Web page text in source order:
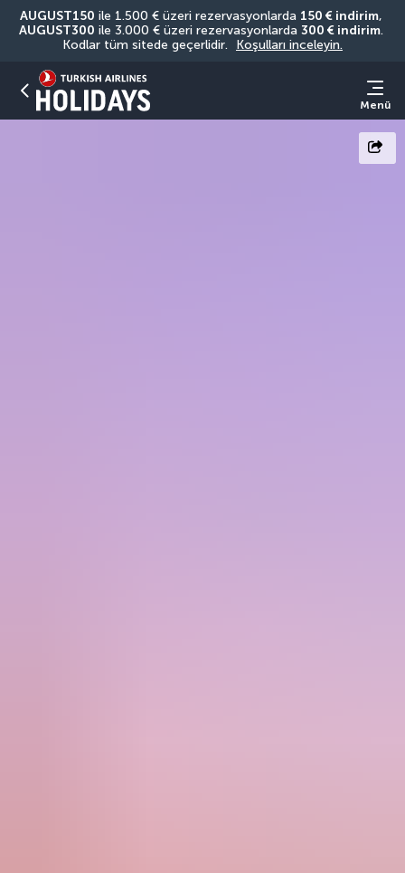
AUGUST150 ile 1.500 € üzeri rezervasyonlarda 150 € indirim
AUGUST300 ile 3.000 € üzeri rezervasyonlarda 300 € indirim.
Kodlar tüm sitede geçerlidir.
Koşulları inceleyin.
Menü